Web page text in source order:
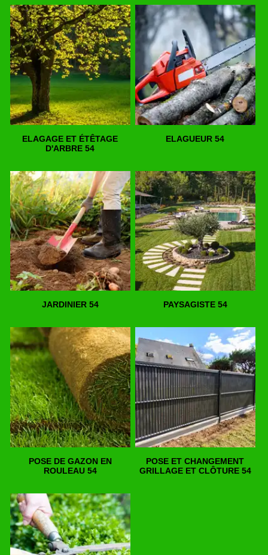
ELAGAGE ET ÉTÊTAGE
D'ARBRE 54
ELAGUEUR 54
JARDINIER 54 PAYSAGISTE 54
POSE DE GAZON EN
ROULEAU 54
POSE ET CHANGEMENT
GRILLAGE ET CLÔTURE 54